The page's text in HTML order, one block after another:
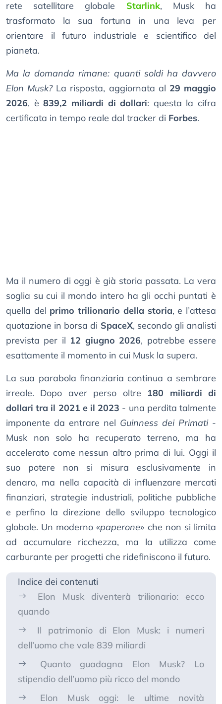
rete satellitare globale Starlink, Musk ha
trasformato la sua fortuna in una leva per
orientare il futuro industriale e scientifico del
pianeta.
Ma la domanda rimane: quanti soldi ha davvero
Elon Musk?La risposta, aggiornata al 29 maggio
2026, è839,2 miliardi di dollari: questa la cifra
certificata in tempo reale dal tracker di Forbes.
Ma il numero di oggi è già storia passata. La vera
soglia su cui il mondo intero ha gli occhi puntati è
quella del primo trilionario della storia, e l’attesa
quotazione in borsa di SpaceX, secondo gli analisti
prevista per il 12 giugno 2026, potrebbe essere
esattamente il momento in cui Musk la supera.
La sua parabola finanziaria continua a sembrare
irreale. Dopo aver perso oltre 180 miliardi di
dollari tra il 2021 e il 2023 - una perdita talmente
imponente da entrare nel Guinness dei Primati-
Musk non solo ha recuperato terreno, ma ha
accelerato come nessun altro prima di lui. Oggi il
suo potere non si misura esclusivamente in
denaro, ma nella capacità di influenzare mercati
finanziari, strategie industriali, politiche pubbliche
e perfino la direzione dello sviluppo tecnologico
globale. Un moderno «paperone» che non si limita
ad accumulare ricchezza, ma la utilizza come
carburante per progetti che ridefiniscono il futuro.
Indice dei contenuti
Elon Musk diventerà trilionario: ecco
quando
Il patrimonio di Elon Musk: i numeri
dell’uomo che vale 839 miliardi
Quanto guadagna Elon Musk? Lo
stipendio dell’uomo più ricco del mondo
Elon Musk oggi: le ultime novità